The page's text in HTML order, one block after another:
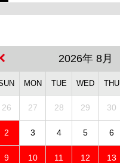
2026年 8月
MON TUE WED THU
26 27 28 29 30
2 3 4 5 6
9 10 11 12 13